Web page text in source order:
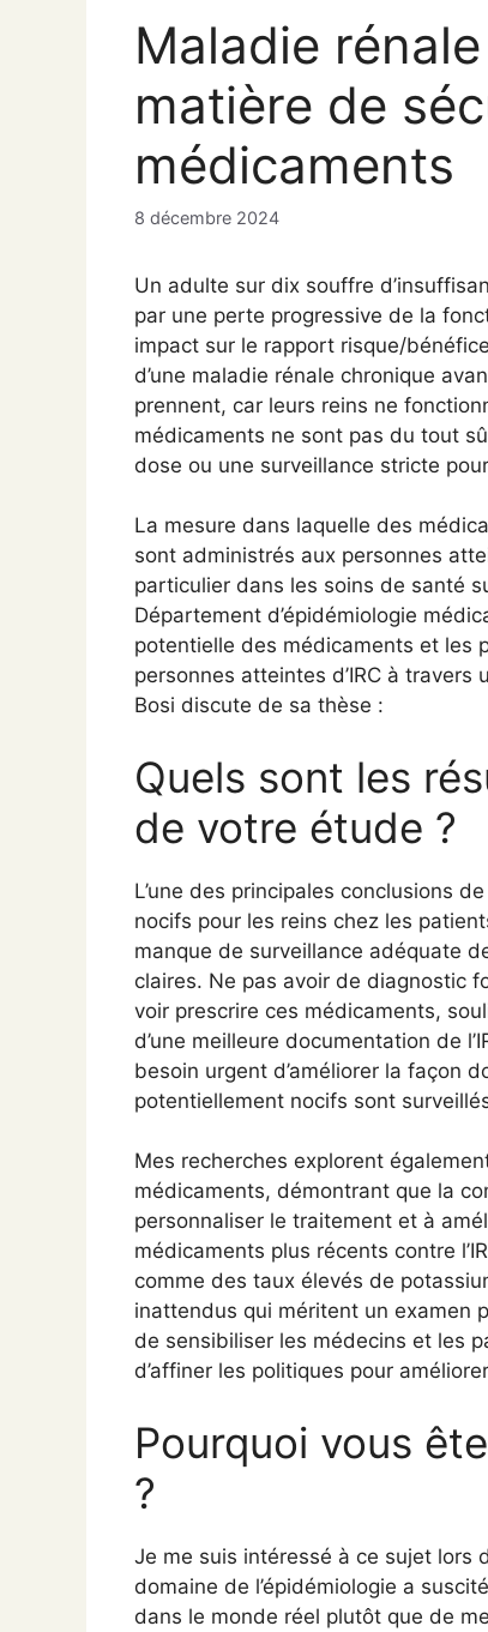
Maladie
matière de
médicaments
8 décembre 2024
Un adulte sur dix souffre
par une perte progressive de la
impact sur le rapport risque/
d’une maladie rénale chronique
prennent, car leurs reins ne
médicaments ne sont pas du tout
dose ou une surveillance stricte
La mesure dans laquelle des
sont administrés aux personnes
particulier dans les soins de santé
Département d’épidémiologie
potentielle des médicaments et les
personnes atteintes d’IRC à
Bosi discute de sa thèse :
Quels sont les
de votre étude ?
L’une des principales conclusions
nocifs pour les reins chez les
manque de surveillance adéquate
claires. Ne pas avoir de diagnostic
voir prescrire ces médicaments,
d’une meilleure documentation de
besoin urgent d’améliorer la façon
potentiellement nocifs sont
Mes recherches explorent
médicaments, démontrant que la
personnaliser le traitement et à
médicaments plus récents contre
comme des taux élevés de
inattendus qui méritent un examen
de sensibiliser les médecins et les
d’affiner les politiques pour
Pourquoi vous
?
Je me suis intéressé à ce sujet lors
domaine de l’épidémiologie a
dans le monde réel plutôt que de